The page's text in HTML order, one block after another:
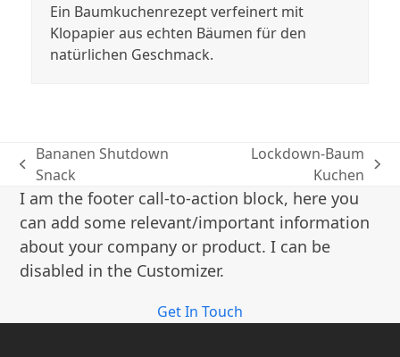
Ein Baumkuchenrezept verfeinert mit
Klopapier aus echten Bäumen für den
natürlichen Geschmack.
vorheriger
Beitrag:
Bananen Shutdown
Snack
Beitrag:
Lockdown-Baum
Kuchen
I am the footer call-to-action block, here you
can add some relevant/important information
about your company or product. I can be
disabled in the Customizer.
Get In Touch